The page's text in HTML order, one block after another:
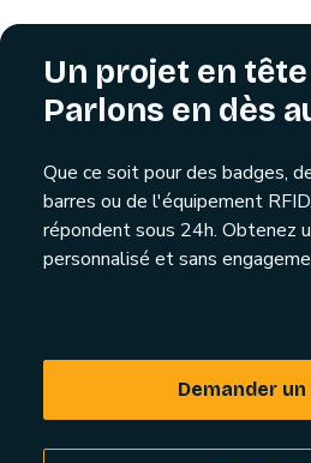
Un projet en tête
Parlons en dès
Que ce soit pour des badges,
barres ou de l'équipement
répondent sous 24h. Obtenez
personnalisé et sans
Demander un